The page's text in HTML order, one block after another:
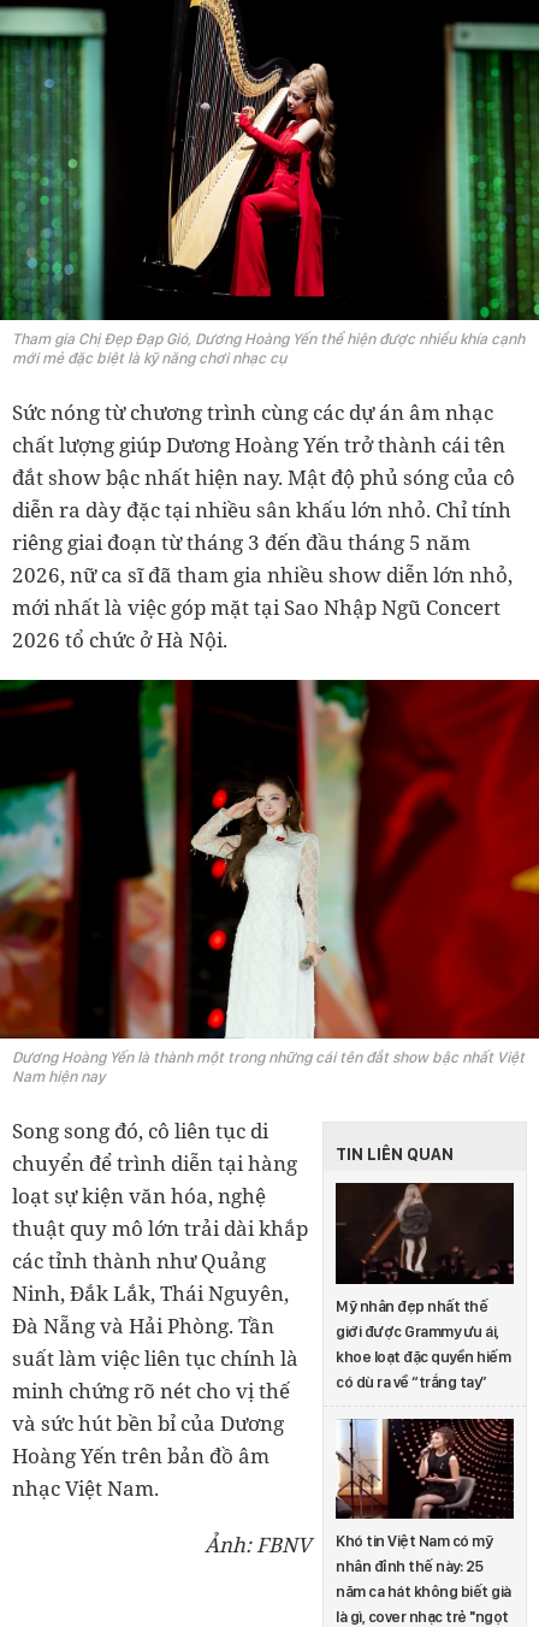
Tham gia Chị Đẹp Đạp Gió, Dương Hoàng Yến thể hiện được nhiều khía cạnh
mới mẻ đặc biệt là kỹ năng chơi nhạc cụ
Sức nóng từ chương trình cùng các dự án âm nhạc
chất lượng giúp Dương Hoàng Yến trở thành cái tên
đắt show bậc nhất hiện nay. Mật độ phủ sóng của cô
diễn ra dày đặc tại nhiều sân khấu lớn nhỏ. Chỉ tính
riêng giai đoạn từ tháng 3 đến đầu tháng 5 năm
2026, nữ ca sĩ đã tham gia nhiều show diễn lớn nhỏ,
mới nhất là việc góp mặt tại Sao Nhập Ngũ Concert
2026 tổ chức ở Hà Nội.
Dương Hoàng Yến là thành một trong những cái tên đắt show bậc nhất Việt
Nam hiện nay
TIN LIÊN QUAN
Mỹ nhân đẹp nhất thế
giới được Grammy ưu ái,
khoe loạt đặc quyền hiếm
có dù ra về “trắng tay”
Khó tin Việt Nam có mỹ
nhân đỉnh thế này: 25
năm ca hát không biết già
là gì, cover nhạc trẻ "ngọt
Song song đó, cô liên tục di
chuyển để trình diễn tại hàng
loạt sự kiện văn hóa, nghệ
thuật quy mô lớn trải dài khắp
các tỉnh thành như Quảng
Ninh, Đắk Lắk, Thái Nguyên,
Đà Nẵng và Hải Phòng. Tần
suất làm việc liên tục chính là
minh chứng rõ nét cho vị thế
và sức hút bền bỉ của Dương
Hoàng Yến trên bản đồ âm
nhạc Việt Nam.
Ảnh: FBNV